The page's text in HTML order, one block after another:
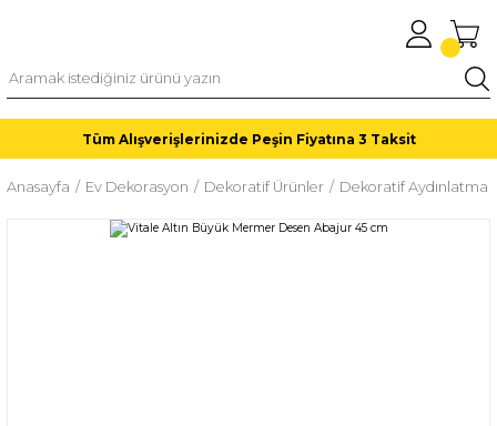
Tüm Alışverişlerinizde Peşin Fiyatına 3 Taksit
Anasayfa Ev Dekorasyon Dekoratif Ürünler Dekoratif Aydınlatma